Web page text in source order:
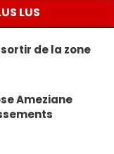
LUS
de la zone
Ameziane